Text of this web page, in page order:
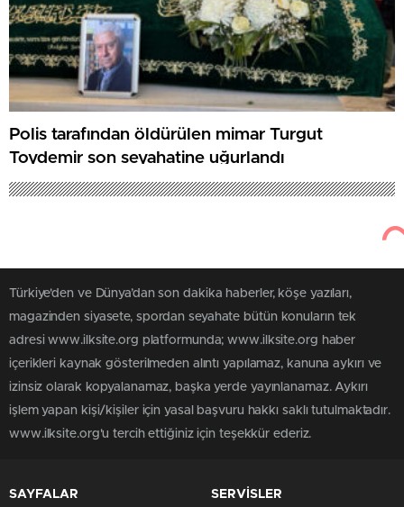
Polis tarafından öldürülen mimar Turgut
Toydemir son seyahatine uğurlandı
Türkiye'den ve Dünya’dan son dakika haberler, köşe yazıları,
magazinden siyasete, spordan seyahate bütün konuların tek
adresi www.ilksite.org platformunda; www.ilksite.org haber
içerikleri kaynak gösterilmeden alıntı yapılamaz, kanuna aykırı ve
izinsiz olarak kopyalanamaz, başka yerde yayınlanamaz. Aykırı
işlem yapan kişi/kişiler için yasal başvuru hakkı saklı tutulmaktadır.
www.ilksite.org'u tercih ettiğiniz için teşekkür ederiz.
SAYFALAR SERVİSLER